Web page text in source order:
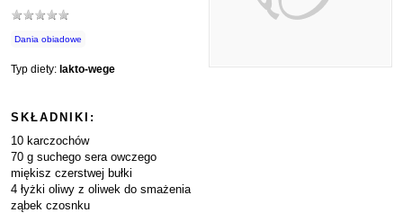
Dania obiadowe
Typ diety: lakto-wege
SKŁADNIKI:
10 karczochów
70 g suchego sera owczego
miękisz czerstwej bułki
4 łyżki oliwy z oliwek do smażenia
ząbek czosnku